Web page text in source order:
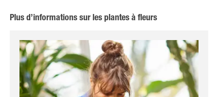
Plus d’informations sur les plantes à fleurs